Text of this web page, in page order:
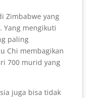
Zimbabwe yang
Yang mengikuti
paling
Chi membagikan
700 murid yang
juga bisa tidak